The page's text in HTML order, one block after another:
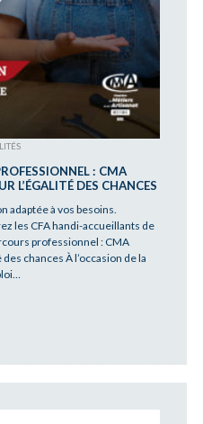
: CMA
L’ÉGALITÉ DES CHANCES
adaptée à vos besoins.
les CFA handi-accueillants de
professionnel : CMA
chances À l’occasion de la